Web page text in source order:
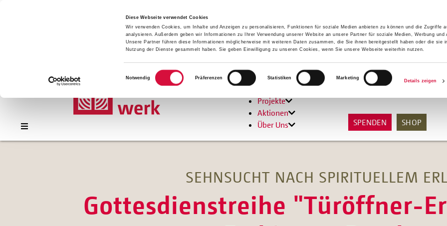
Diese Webseite verwendet Cookies
Wir verwenden Cookies, um Inhalte und Anzeigen zu personalisieren, Funktionen für soziale Medien anbieten zu können und die Zugriffe
analysieren. Außerdem geben wir Informationen zu Ihrer Verwendung unserer Website an unsere Partner für soziale Medien, Werbung und
Unsere Partner führen diese Informationen möglicherweise mit weiteren Daten zusammen, die Sie ihnen bereitgestellt haben oder die sie
Nutzung der Dienste gesammelt haben. Sie geben Einwilligung zu unseren Cookies, wenn Sie unsere Webseite weiterhin nutzen.
Einwilligungsauswahl
Notwendig
Präferenzen Statistiken Marketing
Details zeigen
Hilfen
Projekte
Aktionen
Über Uns
SPENDEN SHOP
SEHNSUCHT NACH SPIRITUELLEM
Gottesdienstreihe "Türöffner-